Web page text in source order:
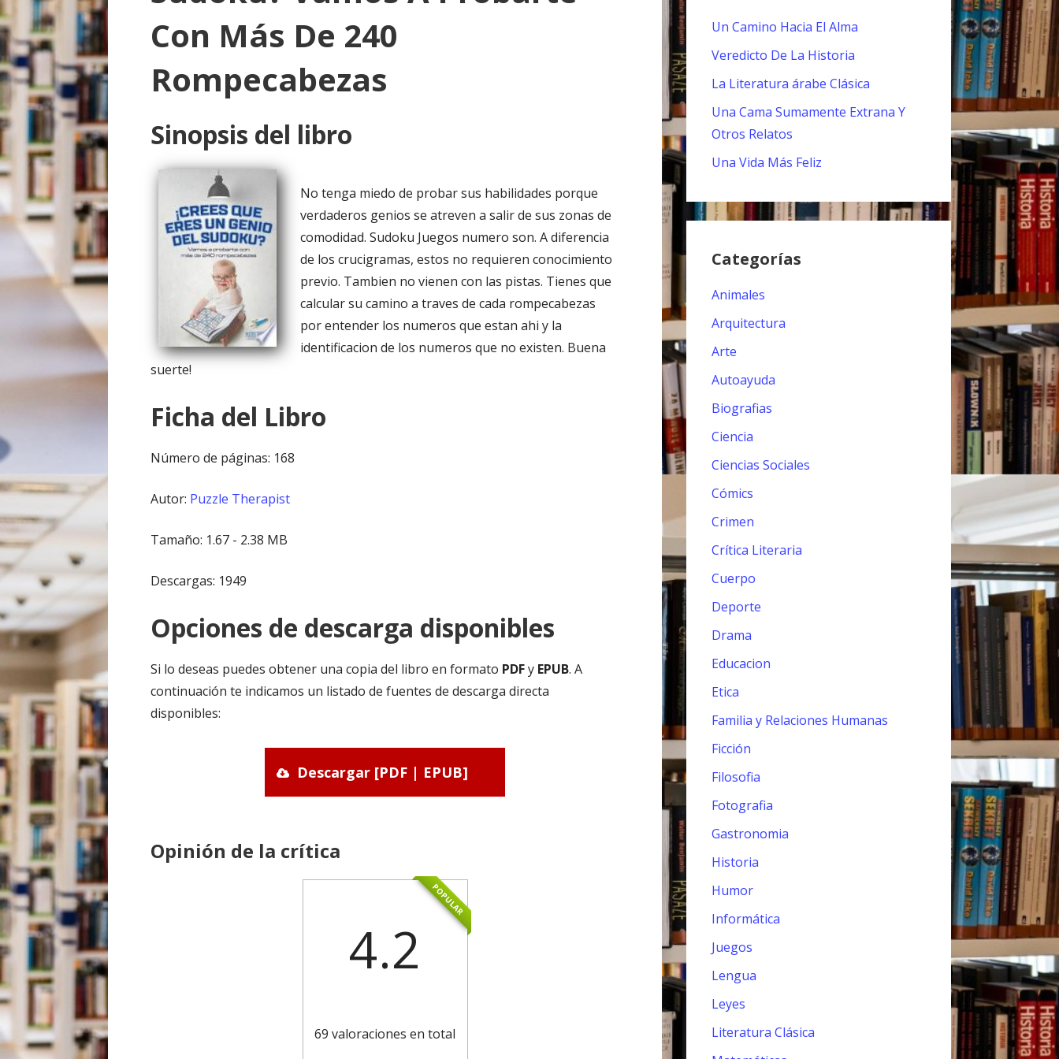
o
Con Más De 240
Rompecabezas
Sinopsis del libro
No tenga miedo de probar sus habilidades porque
verdaderos genios se atreven a salir de sus zonas de
comodidad. Sudoku Juegos numero son. A diferencia
de los crucigramas, estos no requieren conocimiento
previo. Tambien no vienen con las pistas. Tienes que
calcular su camino a traves de cada rompecabezas
por entender los numeros que estan ahi y la
identificacion de los numeros que no existen. Buena
suerte!
Ficha del Libro
Número de páginas: 168
Autor: Puzzle Therapist
Tamaño: 1.67 - 2.38 MB
Descargas: 1949
Opciones de descarga disponibles
Si lo deseas puedes obtener una copia del libro en formato PDFy EPUB. A
continuación te indicamos un listado de fuentes de descarga directa
disponibles:
Descargar [PDF | EPUB]
Opinión de la crítica
POPULAR
4.2
69 valoraciones en total
Un Camino Hacia El Alma
Veredicto De La Historia
La Literatura árabe Clásica
Una Cama Sumamente Extrana Y
Otros Relatos
Una Vida Más Feliz
Categorías
Animales
Arquitectura
Arte
Autoayuda
Biografias
Ciencia
Ciencias Sociales
Cómics
Crimen
Crítica Literaria
Cuerpo
Deporte
Drama
Educacion
Etica
Familia y Relaciones Humanas
Ficción
Filosofia
Fotografia
Gastronomia
Historia
Humor
Informática
Juegos
Lengua
Leyes
Literatura Clásica